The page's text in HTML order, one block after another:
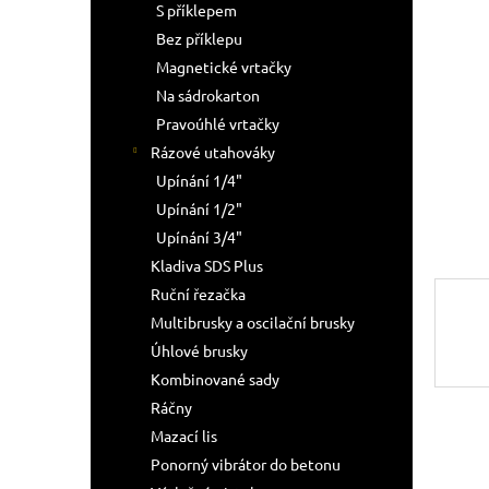
S příklepem
Bez příklepu
Magnetické vrtačky
Na sádrokarton
Pravoúhlé vrtačky
Rázové utahováky
Upínání 1/4"
Upínání 1/2"
Upínání 3/4"
Kladiva SDS Plus
Ruční řezačka
Multibrusky a oscilační brusky
Úhlové brusky
Kombinované sady
Ráčny
Mazací lis
Ponorný vibrátor do betonu